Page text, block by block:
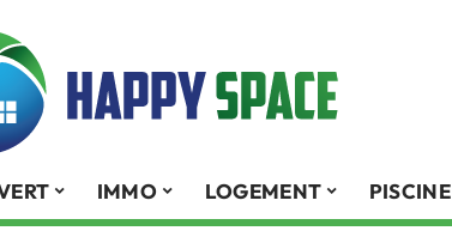
IMMO LOGEMENT PISCINE